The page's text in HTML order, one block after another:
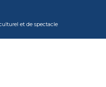
et de spectacle